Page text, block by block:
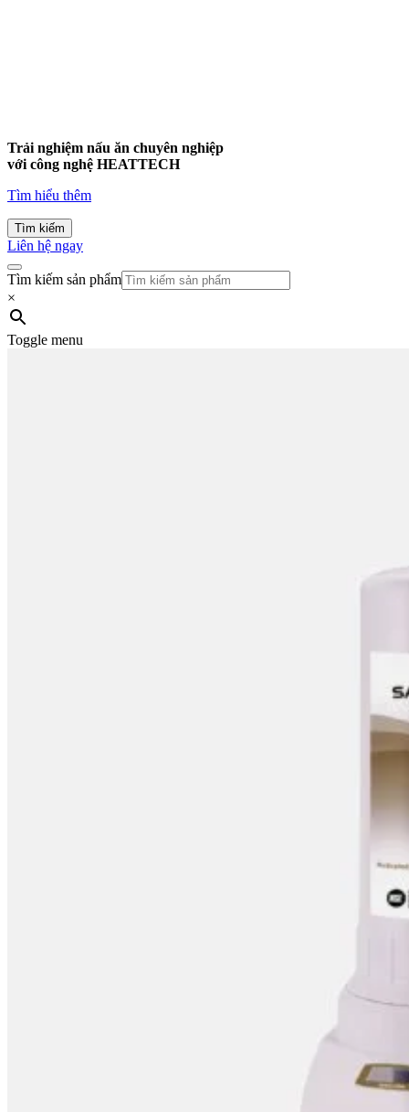
Trải nghiệm nấu ăn chuyên nghiệp
với công nghệ HEATTECH
Tìm hiểu thêm
Tìm kiếm
Liên hệ ngay
Tìm kiếm sản phẩm
×
Toggle menu